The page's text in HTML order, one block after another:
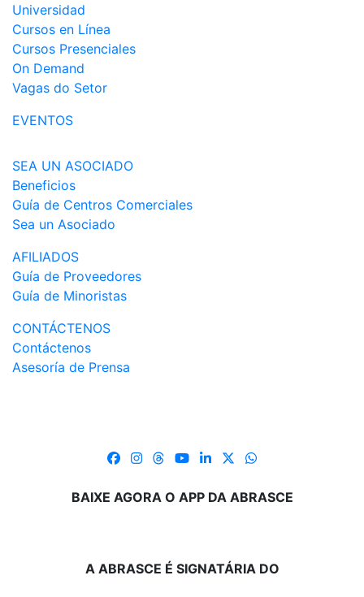
Universidad
Cursos en Línea
Cursos Presenciales
On Demand
Vagas do Setor
EVENTOS
SEA UN ASOCIADO
Beneficios
Guía de Centros Comerciales
Sea un Asociado
AFILIADOS
Guía de Proveedores
Guía de Minoristas
CONTÁCTENOS
Contáctenos
Asesoría de Prensa
BAIXE AGORA O APP DA ABRASCE
A ABRASCE É SIGNATÁRIA DO